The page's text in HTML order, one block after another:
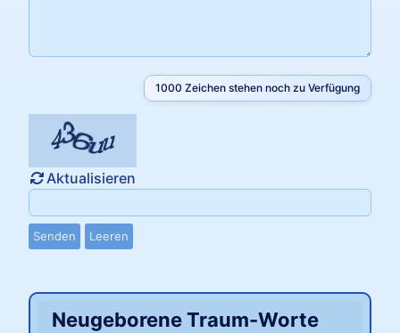
1000 Zeichen stehen noch zu Verfügung
Aktualisieren
Senden Leeren
Neugeborene Traum-Worte